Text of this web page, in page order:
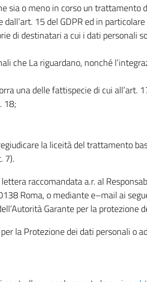
o meno in corso un trattamento
15 del GDPR ed in
di destinatari a cui i dati personali
che La riguardano, nonché
una delle fattispecie di cui all’art.
18;
la liceità del trattamento
7).
raccomandata a.r. al
Roma, o mediante e–mail ai
Garante per la protezione
la Protezione dei dati personali o